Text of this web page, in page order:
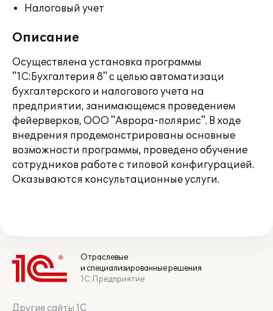
Налоговый учет
Описание
Осуществлена установка программы
"1C:Бухгалтерия 8" с целью автоматизаци
бухгалтерского и налогового учета на
предприятии, занимающемся проведением
фейерверков, ООО "Аврора-полярис". В ходе
внедрения продемонстрированы основные
возможности программы, проведено обучение
сотрудников работе с типовой конфигурацией.
Оказываются консультационные услуги.
Отраслевые
и специализированные решения
1С:Предприятие
Другие сайты 1С